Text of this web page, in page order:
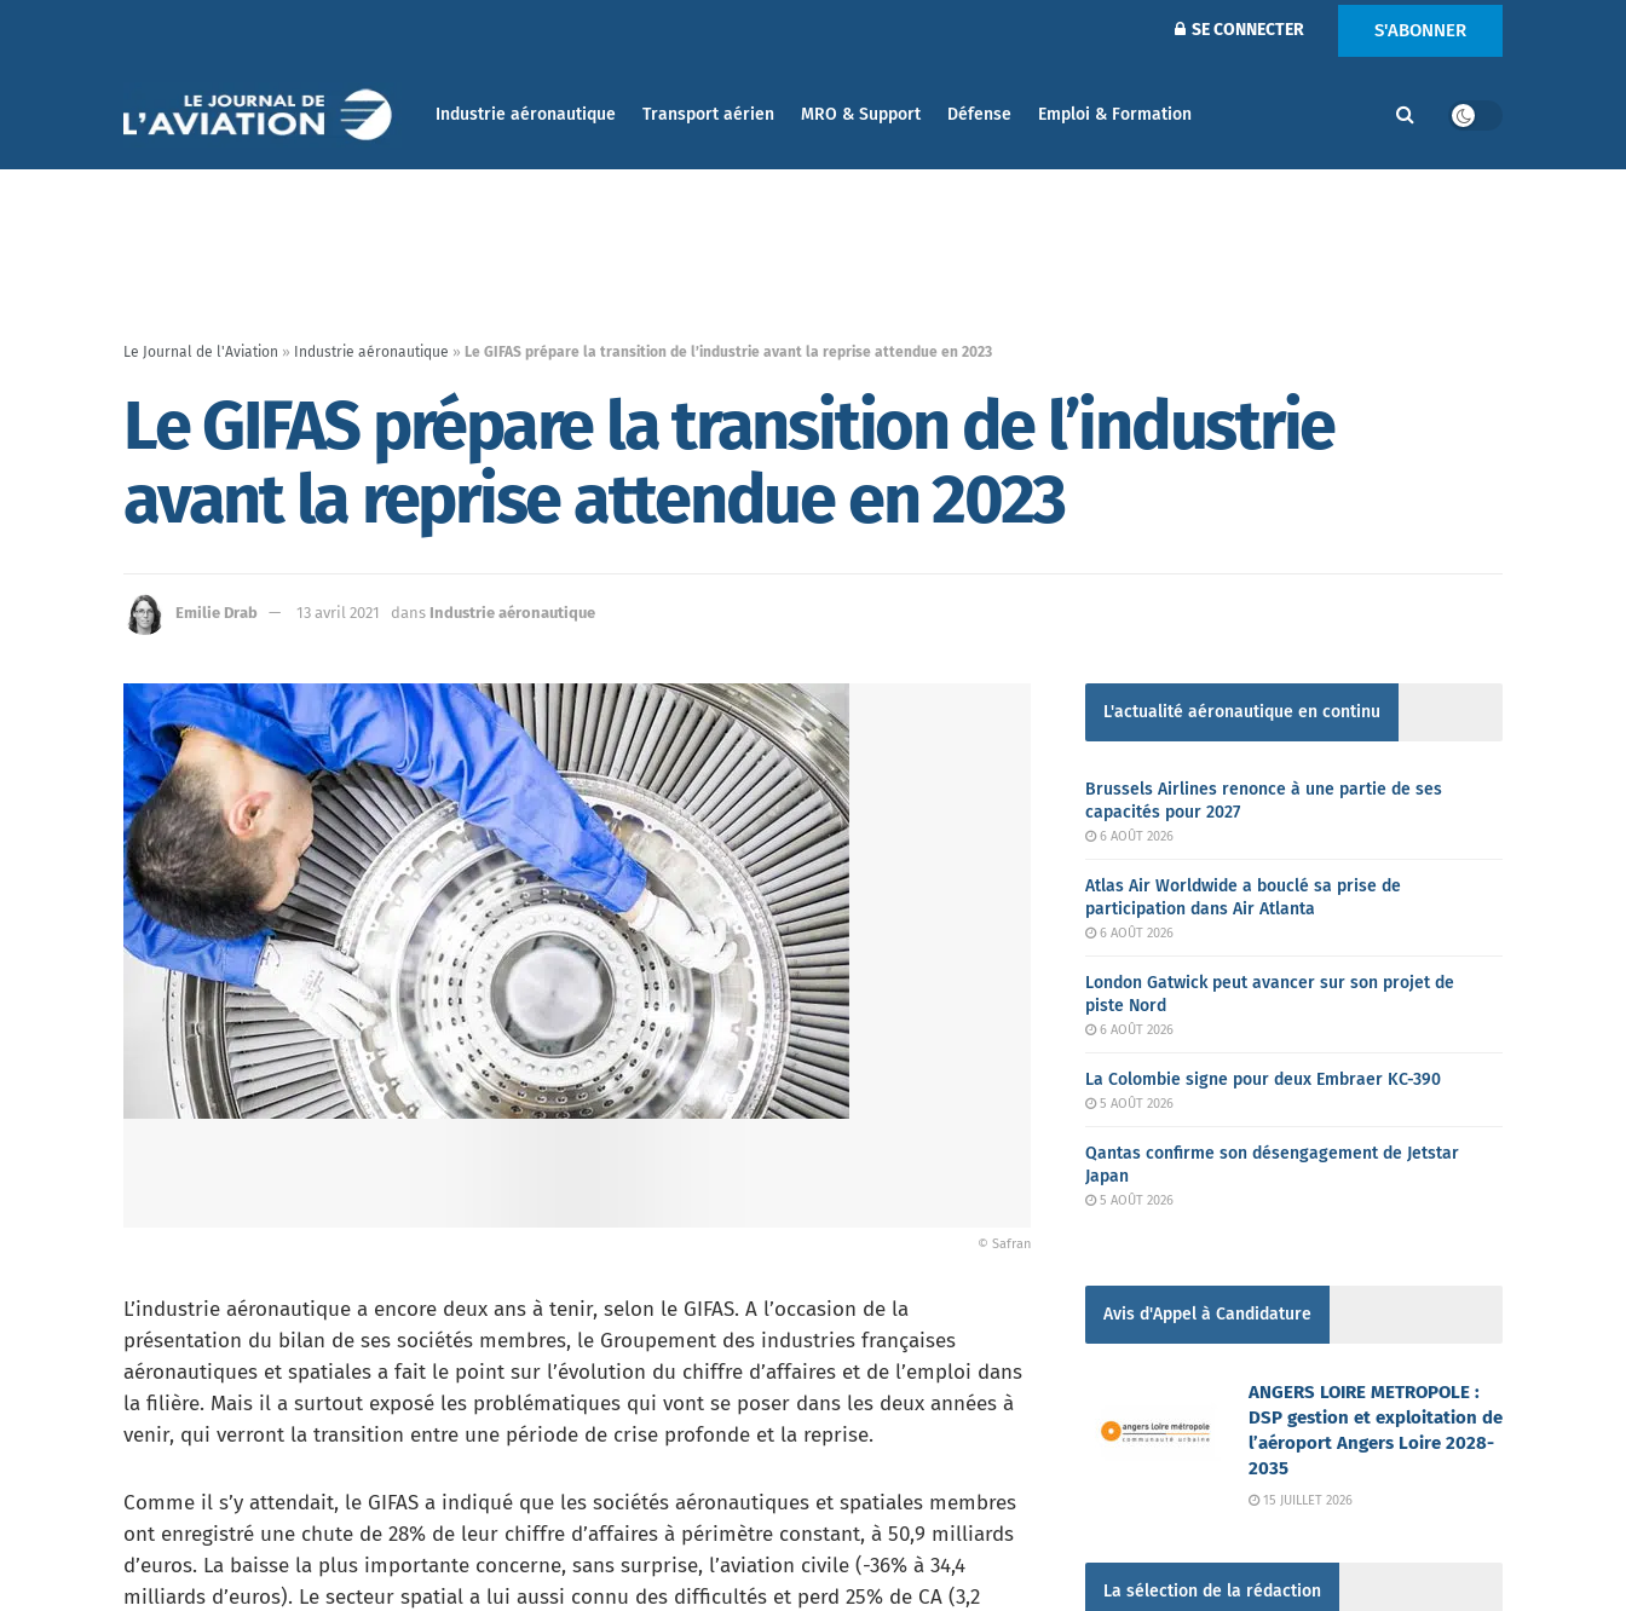
SE CONNECTER S'ABONNER
Industrie aéronautique Transport aérien MRO & Support Défense Emploi & Formation
Le Journal de l'Aviation » Industrie aéronautique » Le GIFAS prépare la transition de l’industrie avant la reprise attendue en 2023
Le GIFAS prépare la transition de l’industrie
avant la reprise attendue en 2023
Emilie Drab 13 avril 2021 dans Industrie aéronautique
© Safran
L’industrie aéronautique a encore deux ans à tenir, selon le GIFAS. A l’occasion de la
présentation du bilan de ses sociétés membres, le Groupement des industries françaises
aéronautiques et spatiales a fait le point sur l’évolution du chiffre d’affaires et de l’emploi dans
la filière. Mais il a surtout exposé les problématiques qui vont se poser dans les deux années à
venir, qui verront la transition entre une période de crise profonde et la reprise.
Comme il s’y attendait, le GIFAS a indiqué que les sociétés aéronautiques et spatiales membres
ont enregistré une chute de 28% de leur chiffre d’affaires à périmètre constant, à 50,9 milliards
d’euros. La baisse la plus importante concerne, sans surprise, l’aviation civile (-36% à 34,4
milliards d’euros). Le secteur spatial a lui aussi connu des difficultés et perd 25% de CA (3,2
L'actualité aéronautique en continu
Brussels Airlines renonce à une partie de ses
capacités pour 2027
6 AOÛT 2026
Atlas Air Worldwide a bouclé sa prise de
participation dans Air Atlanta
6 AOÛT 2026
London Gatwick peut avancer sur son projet de
piste Nord
6 AOÛT 2026
La Colombie signe pour deux Embraer KC-390
5 AOÛT 2026
Qantas confirme son désengagement de Jetstar
Japan
5 AOÛT 2026
Avis d'Appel à Candidature
ANGERS LOIRE METROPOLE :
DSP gestion et exploitation de
l’aéroport Angers Loire 2028-
2035
15 JUILLET 2026
La sélection de la rédaction